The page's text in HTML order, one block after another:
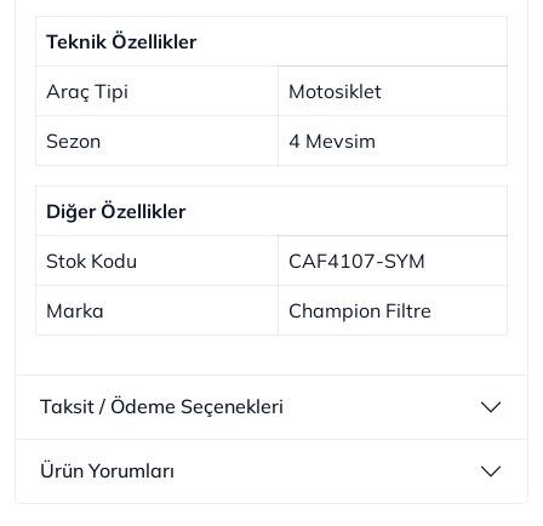
Teknik Özellikler
Araç Tipi Motosiklet
Sezon 4 Mevsim
Diğer Özellikler
Stok Kodu CAF4107-SYM
Marka Champion Filtre
Taksit / Ödeme Seçenekleri
Ürün Yorumları